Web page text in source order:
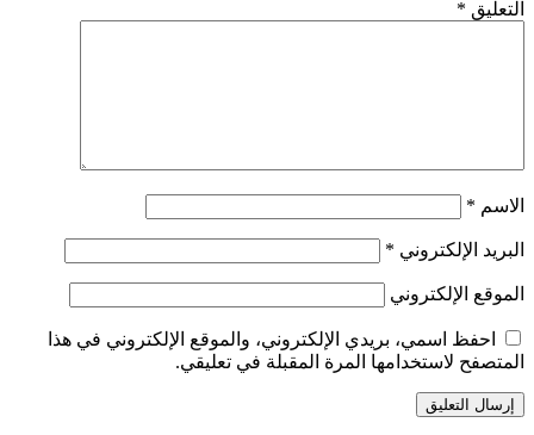
التعليق *
الاسم *
البريد الإلكتروني *
الموقع الإلكتروني
احفظ اسمي، بريدي الإلكتروني، والموقع الإلكتروني في هذا
المتصفح لاستخدامها المرة المقبلة في تعليقي.